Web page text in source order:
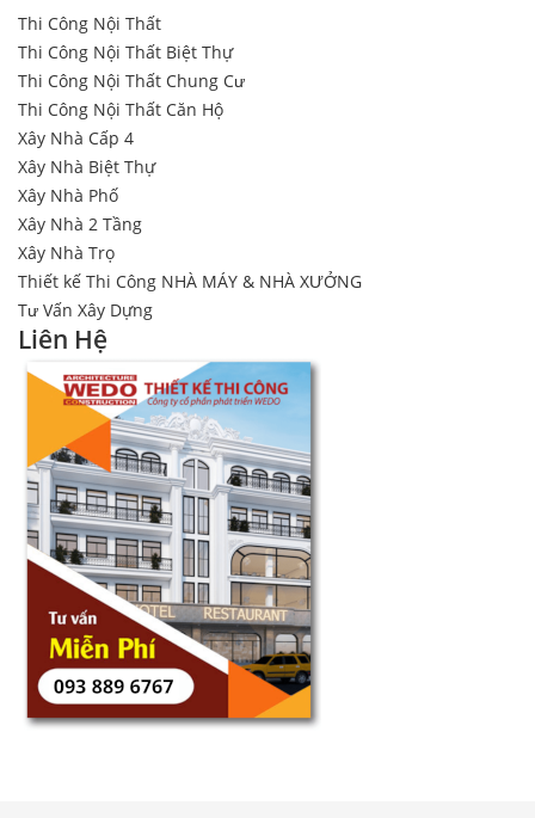
Thi Công Nội Thất
Thi Công Nội Thất Biệt Thự
Thi Công Nội Thất Chung Cư
Thi Công Nội Thất Căn Hộ
Xây Nhà Cấp 4
Xây Nhà Biệt Thự
Xây Nhà Phố
Xây Nhà 2 Tầng
Xây Nhà Trọ
Thiết kế Thi Công NHÀ MÁY & NHÀ XƯỞNG
Tư Vấn Xây Dựng
Liên Hệ